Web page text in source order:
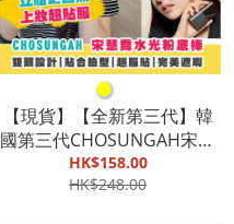
●
【現貨】【全新第三代】韓
國第三代CHOSUNGAH宋慧
喬水光粉底棒|雙頭設計|貼
合臉型|超服貼|完美遮瑕
HK$158.00
HK$248.00